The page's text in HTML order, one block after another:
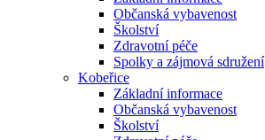
Občanská vybavenost
Školství
Zdravotní péče
Spolky a zájmová sdružení
Kobeřice
Základní informace
Občanská vybavenost
Školství